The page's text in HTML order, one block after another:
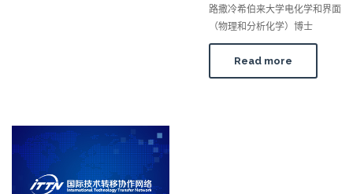
路撒冷希伯来大学电化学和界面
（物理和分析化学）博士
Read more